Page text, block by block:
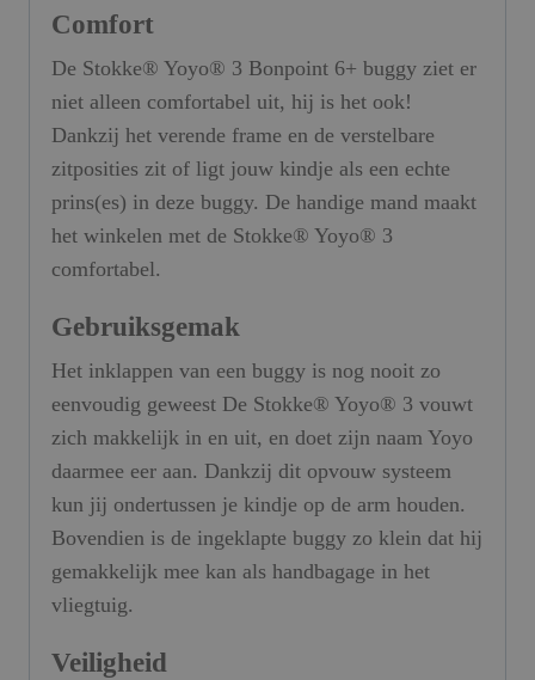
Comfort
De Stokke® Yoyo® 3 Bonpoint 6+ buggy ziet er
niet alleen comfortabel uit, hij is het ook!
Dankzij het verende frame en de verstelbare
zitposities zit of ligt jouw kindje als een echte
prins(es) in deze buggy. De handige mand maakt
het winkelen met de Stokke® Yoyo® 3
comfortabel.
Gebruiksgemak
Het inklappen van een buggy is nog nooit zo
eenvoudig geweest De Stokke® Yoyo® 3 vouwt
zich makkelijk in en uit, en doet zijn naam Yoyo
daarmee eer aan. Dankzij dit opvouw systeem
kun jij ondertussen je kindje op de arm houden.
Bovendien is de ingeklapte buggy zo klein dat hij
gemakkelijk mee kan als handbagage in het
vliegtuig.
Veiligheid